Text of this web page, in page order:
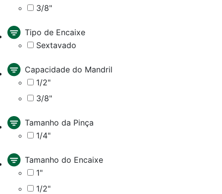
3/8"
Tipo de Encaixe
Sextavado
Capacidade do Mandril
1/2"
3/8"
Tamanho da Pinça
1/4"
Tamanho do Encaixe
1"
1/2"